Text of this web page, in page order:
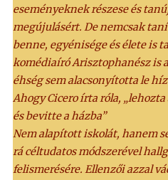
eseményeknek részese és
megújulásért. De nemcsak
benne, egyénisége és élete is
komédiaíró Arisztophanész is
éhség sem alacsonyította le
Ahogy Cicero írta róla,
és bevitte a házba”
Nem alapított iskolát, hanem
rá céltudatos módszerével
felismerésére. Ellenzői azzal